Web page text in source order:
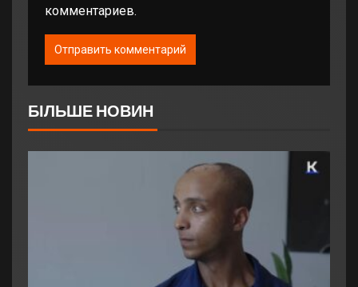
комментариев.
БІЛЬШЕ НОВИН